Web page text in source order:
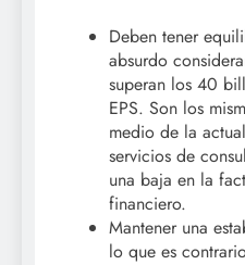
Deben tener
absurdo
superan los 40
EPS. Son los
medio de la
servicios de
una baja en la
financiero.
Mantener una
lo que es